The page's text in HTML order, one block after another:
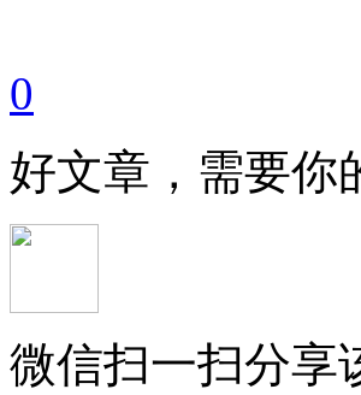
0
好文章，需要你
微信扫一扫分享